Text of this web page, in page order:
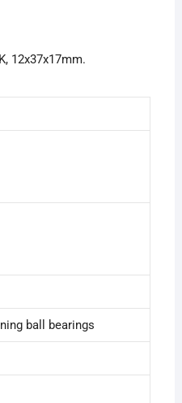
12x37x17mm.
ball bearings